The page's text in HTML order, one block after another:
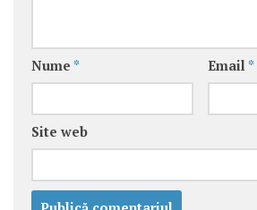
Nume * Email *
Site web